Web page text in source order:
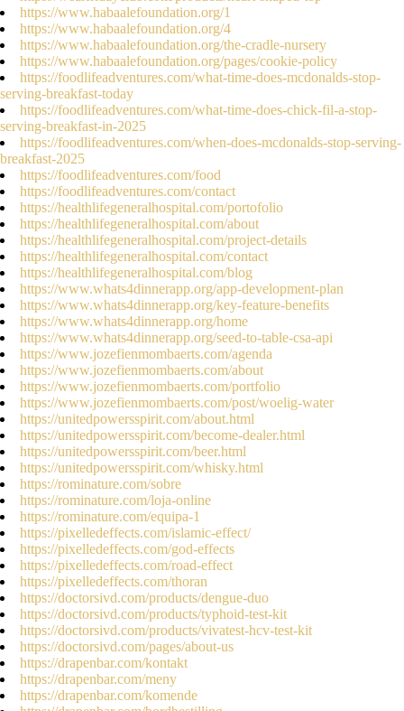
https://www.habaalefoundation.org/1
https://www.habaalefoundation.org/4
https://www.habaalefoundation.org/the-cradle-nursery
https://www.habaalefoundation.org/pages/cookie-policy
https://foodlifeadventures.com/what-time-does-mcdonalds-stop-
serving-breakfast-today
https://foodlifeadventures.com/what-time-does-chick-fil-a-stop-
serving-breakfast-in-2025
https://foodlifeadventures.com/when-does-mcdonalds-stop-serving-
breakfast-2025
https://foodlifeadventures.com/food
https://foodlifeadventures.com/contact
https://healthlifegeneralhospital.com/portofolio
https://healthlifegeneralhospital.com/about
https://healthlifegeneralhospital.com/project-details
https://healthlifegeneralhospital.com/contact
https://healthlifegeneralhospital.com/blog
https://www.whats4dinnerapp.org/app-development-plan
https://www.whats4dinnerapp.org/key-feature-benefits
https://www.whats4dinnerapp.org/home
https://www.whats4dinnerapp.org/seed-to-table-csa-api
https://www.jozefienmombaerts.com/agenda
https://www.jozefienmombaerts.com/about
https://www.jozefienmombaerts.com/portfolio
https://www.jozefienmombaerts.com/post/woelig-water
https://unitedpowersspirit.com/about.html
https://unitedpowersspirit.com/become-dealer.html
https://unitedpowersspirit.com/beer.html
https://unitedpowersspirit.com/whisky.html
https://rominature.com/sobre
https://rominature.com/loja-online
https://rominature.com/equipa-1
https://pixelledeffects.com/islamic-effect/
https://pixelledeffects.com/god-effects
https://pixelledeffects.com/road-effect
https://pixelledeffects.com/thoran
https://doctorsivd.com/products/dengue-duo
https://doctorsivd.com/products/typhoid-test-kit
https://doctorsivd.com/products/vivatest-hcv-test-kit
https://doctorsivd.com/pages/about-us
https://drapenbar.com/kontakt
https://drapenbar.com/meny
https://drapenbar.com/komende